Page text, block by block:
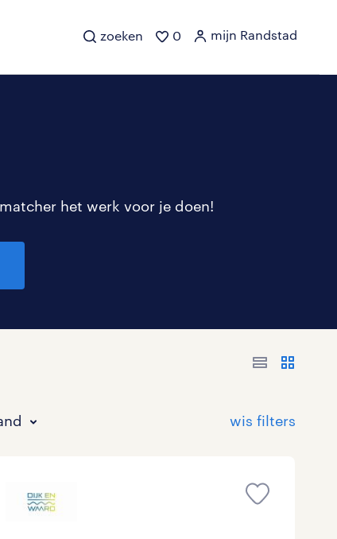
zoeken 0 mijn Randstad
het werk voor je doen!